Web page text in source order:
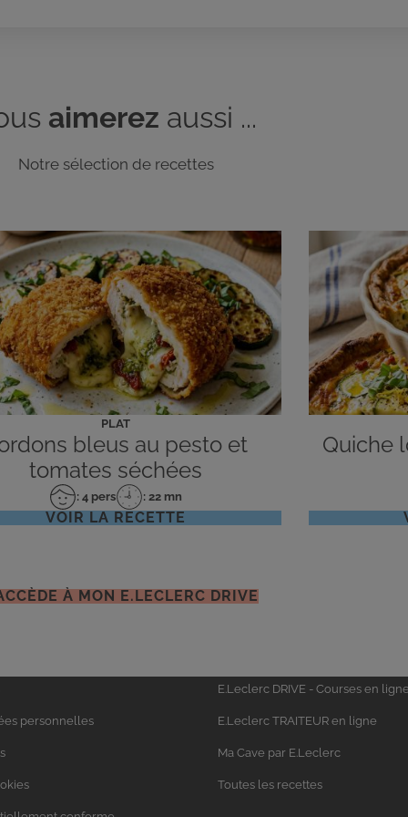
aimerez aussi ...
Notre sélection de recettes
PLAT
bleus au pesto et
tomates séchées
Nombre
de
: 4 pers
Temps
de
: 22 mn
VOIR LA RECETTE
Quiche
À MON E.LECLERC DRIVE
personnelles
Univers
Leclerc
E.Leclerc DRIVE - Courses en
E.Leclerc TRAITEUR en ligne
Ma Cave par E.Leclerc
Toutes les recettes